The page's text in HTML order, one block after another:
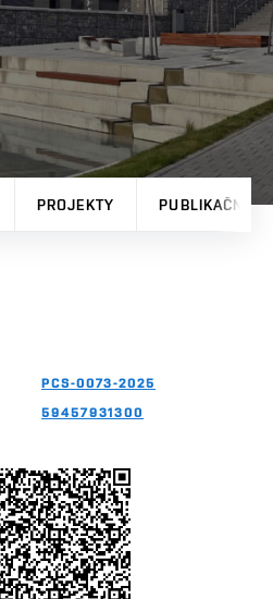
PROJEKTY PUBLIKAČNÍ
PCS-0073-2025
59457931300